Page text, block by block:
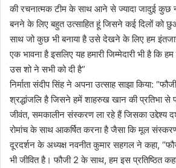
की रचनात्मक टीम के साथ आने से ज्यादा जादुई कुछ
बनने के लिए बहुत उत्साहित हूं जिसने कई दिलों
साथ जो कुछ भी बनाया है उसे देखने के लिए हम
एक भावना है इसलिए यह हमारी जिम्मेदारी भी है कि
उस शो ने सभी को दी है”
निर्माता संदीप सिंह ने अपना उत्साह साझा किया:
श्रद्धांजलि है जिसने हमें शाहरुख खान की प्रतिभा से
जीवंत, समकालीन संस्करण ला रहे हैं जिसका उद्देश्य
रोमांच के साथ आकर्षित करना है जैसा कि मूल
दूरदर्शन के अध्यक्ष नवनीत कुमार सहगल ने कहा,
भी जीवित है। फौजी 2 के साथ, हम इस प्रतिष्ठित